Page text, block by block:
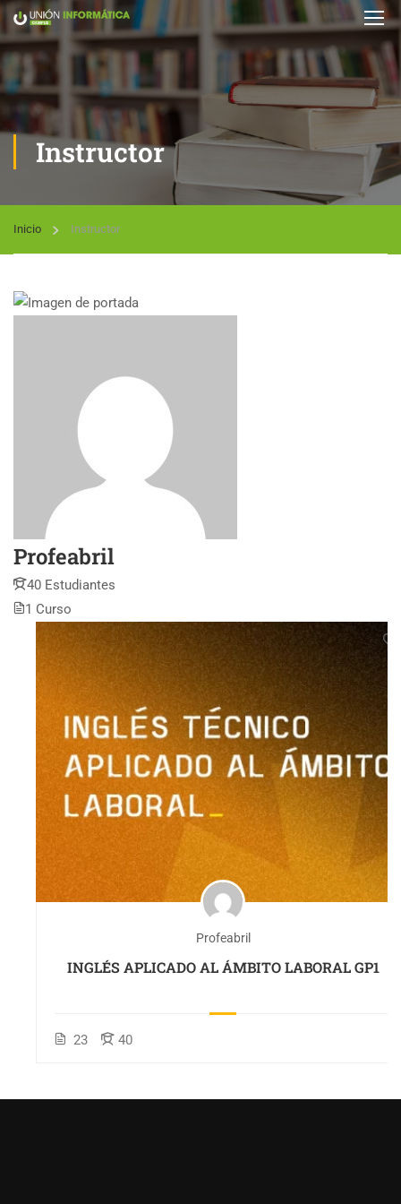
Instructor
Inicio Instructor
Profeabril
40 Estudiantes
1 Curso
Profeabril
INGLÉS APLICADO AL ÁMBITO LABORAL GP1
23 40